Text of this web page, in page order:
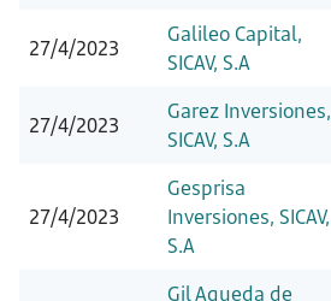
27/4/2023
Galileo Capital,
SICAV, S.A
27/4/2023
Garez Inversiones,
SICAV, S.A
27/4/2023
Gesprisa
Inversiones, SICAV,
S.A
Gil Agueda de